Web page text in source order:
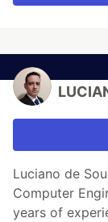
Luciano de
Computer
years of